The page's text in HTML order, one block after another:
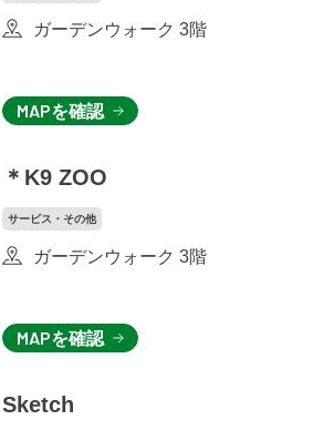
ガーデンウォーク 3階
MAPを確認
＊K9 ZOO
サービス・その他
ガーデンウォーク 3階
MAPを確認
Sketch